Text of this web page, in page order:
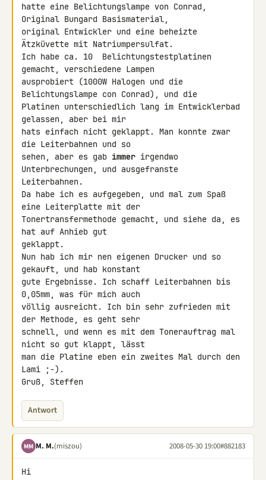
hatte eine Belichtungslampe von Conrad,
Original Bungard Basismaterial,
original Entwickler und eine beheizte
Ätzküvette mit Natriumpersulfat.
Ich habe ca. 10  Belichtungstestplatinen
gemacht, verschiedene Lampen
ausprobiert (1000W Halogen und die
Belichtungslampe con Conrad), und die
Platinen unterschiedlich lang im Entwicklerbad
gelassen, aber bei mir
hats einfach nicht geklappt. Man konnte zwar
die Leiterbahnen und so
sehen, aber es gab immer irgendwo
Unterbrechungen, und ausgefranste
Leiterbahnen.
Da habe ich es aufgegeben, und mal zum Spaß
eine Leiterplatte mit der
Tonertransfermethode gemacht, und siehe da, es
hat auf Anhieb gut
geklappt.
Nun hab ich mir nen eigenen Drucker und so
gekauft, und hab konstant
gute Ergebnisse. Ich schaff Leiterbahnen bis
0,05mm, was für mich auch
völlig ausreicht. Ich bin sehr zufrieden mit
der Methode, es geht sehr
schnell, und wenn es mit dem Tonerauftrag mal
nicht so gut klappt, lässt
man die Platine eben ein zweites Mal durch den
Lami ;-).
Gruß, Steffen
Antwort
MM M. M.(miszou) 2008-05-30 19:00#882183
Hi